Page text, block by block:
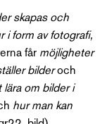
skapas och
i form av fotografi,
får möjligheter
bilderoch
lära om bilder i
hur man kan